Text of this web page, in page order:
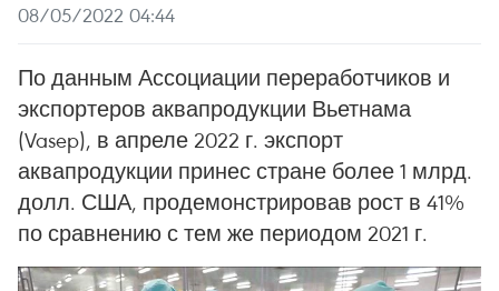
08/05/2022 04:44
По данным Ассоциации переработчиков и
экспортеров аквапродукции Вьетнама
(Vasep), в апреле 2022 г. экспорт
аквапродукции принес стране более 1 млрд.
долл. США, продемонстрировав рост в 41%
по сравнению с тем же периодом 2021 г.